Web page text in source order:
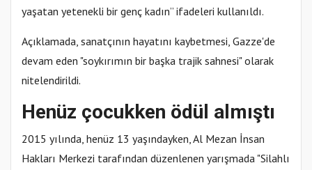
yaşatan yetenekli bir genç kadın” ifadeleri kullanıldı.
Açıklamada, sanatçının hayatını kaybetmesi, Gazze'de
devam eden "soykırımın bir başka trajik sahnesi" olarak
nitelendirildi.
Henüz çocukken ödül almıştı
2015 yılında, henüz 13 yaşındayken, Al Mezan İnsan
Hakları Merkezi tarafından düzenlenen yarışmada "Silahlı